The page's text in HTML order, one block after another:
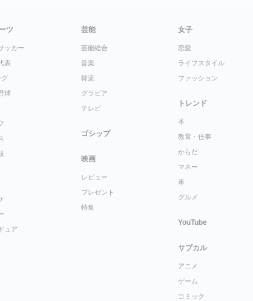
ツ
ッカー
表
グ
球
ュア
芸能
芸能総合
音楽
韓流
グラビア
テレビ
ゴシップ
映画
レビュー
プレゼント
特集
女子
恋愛
ライフスタイル
ファッション
トレンド
本
教育・仕事
からだ
マネー
車
グルメ
YouTube
サブカル
アニメ
ゲーム
コミック